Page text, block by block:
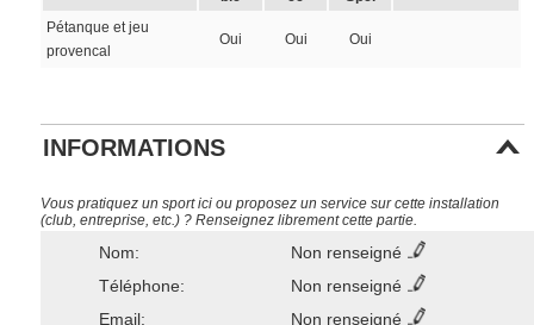
Pétanque et jeu
provencal
Oui Oui Oui
INFORMATIONS
Vous pratiquez un sport ici ou proposez un service sur cette installation
(club, entreprise, etc.) ? Renseignez librement cette partie.
Nom:
Non renseigné
Téléphone:
Non renseigné
Email:
Non renseigné